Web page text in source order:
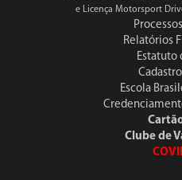
e Licença Motorsport
Relatórios
Estatuto
Escola
Clube de